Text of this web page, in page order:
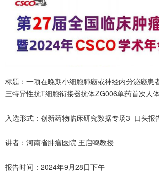
标题：一项在晚期小细胞肺癌或神经内分泌癌患
三特异性抗T细胞衔接器抗体ZG006单药首次人
入选形式：创新药物临床研究数据专场3 口头报
讲者：河南省肿瘤医院 王启鸣教授
报告时间：2024年9月28日下午